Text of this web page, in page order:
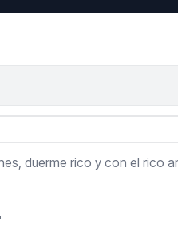
duerme rico y con el rico